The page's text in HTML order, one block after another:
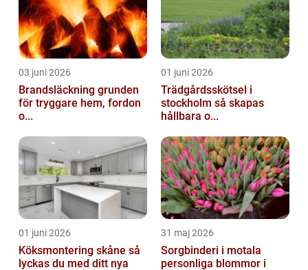
03 juni 2026
Brandsläckning grunden
för tryggare hem, fordon
o...
01 juni 2026
Trädgårdsskötsel i
stockholm så skapas
hållbara o...
01 juni 2026
Köksmontering skåne så
lyckas du med ditt nya
31 maj 2026
Sorgbinderi i motala
personliga blommor i